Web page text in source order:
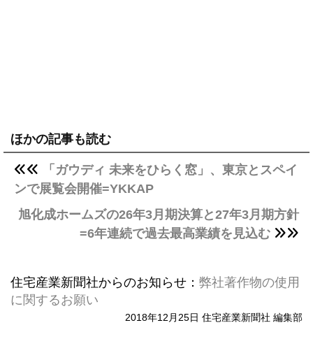
ほかの記事も読む
「ガウディ 未来をひらく窓」、東京とスペイ
ンで展覧会開催=YKKAP
旭化成ホームズの26年3月期決算と27年3月期方針
=6年連続で過去最高業績を見込む
住宅産業新聞社からのお知らせ： 弊社著作物の使用
に関するお願い
2018年12月25日 住宅産業新聞社 編集部